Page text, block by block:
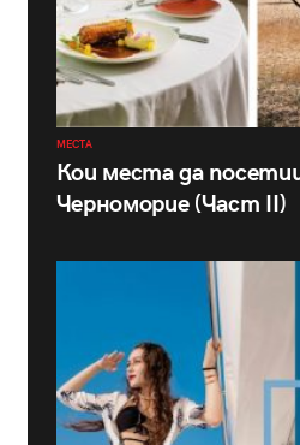
МЕСТА
Кои места да
Черноморие (Част II)